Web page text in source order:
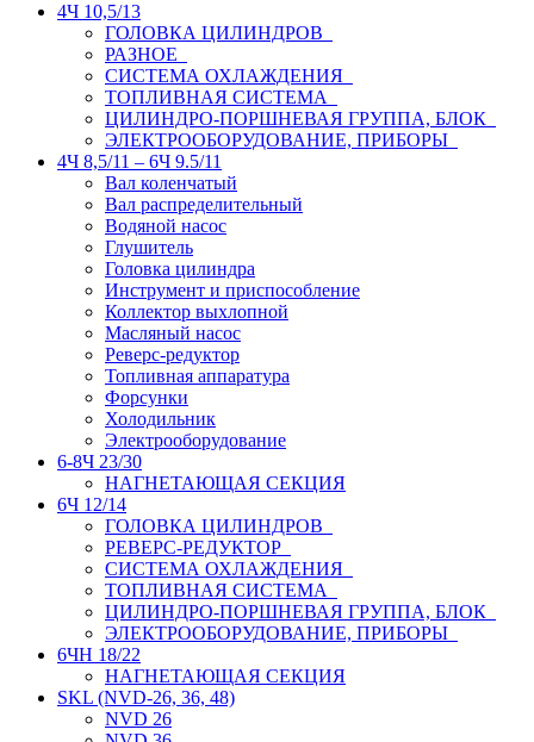
4Ч 10,5/13
ГОЛОВКА ЦИЛИНДРОВ
РАЗНОЕ
СИСТЕМА ОХЛАЖДЕНИЯ
ТОПЛИВНАЯ СИСТЕМА
ЦИЛИНДРО-ПОРШНЕВАЯ ГРУППА, БЛОК
ЭЛЕКТРООБОРУДОВАНИЕ, ПРИБОРЫ
4Ч 8,5/11 – 6Ч 9.5/11
Вал коленчатый
Вал распределительный
Водяной насос
Глушитель
Головка цилиндра
Инструмент и приспособление
Коллектор выхлопной
Масляный насос
Реверс-редуктор
Топливная аппаратура
Форсунки
Холодильник
Электрооборудование
6-8Ч 23/30
НАГНЕТАЮЩАЯ СЕКЦИЯ
6Ч 12/14
ГОЛОВКА ЦИЛИНДРОВ
РЕВЕРС-РЕДУКТОР
СИСТЕМА ОХЛАЖДЕНИЯ
ТОПЛИВНАЯ СИСТЕМА
ЦИЛИНДРО-ПОРШНЕВАЯ ГРУППА, БЛОК
ЭЛЕКТРООБОРУДОВАНИЕ, ПРИБОРЫ
6ЧН 18/22
НАГНЕТАЮЩАЯ СЕКЦИЯ
SKL (NVD-26, 36, 48)
NVD 26